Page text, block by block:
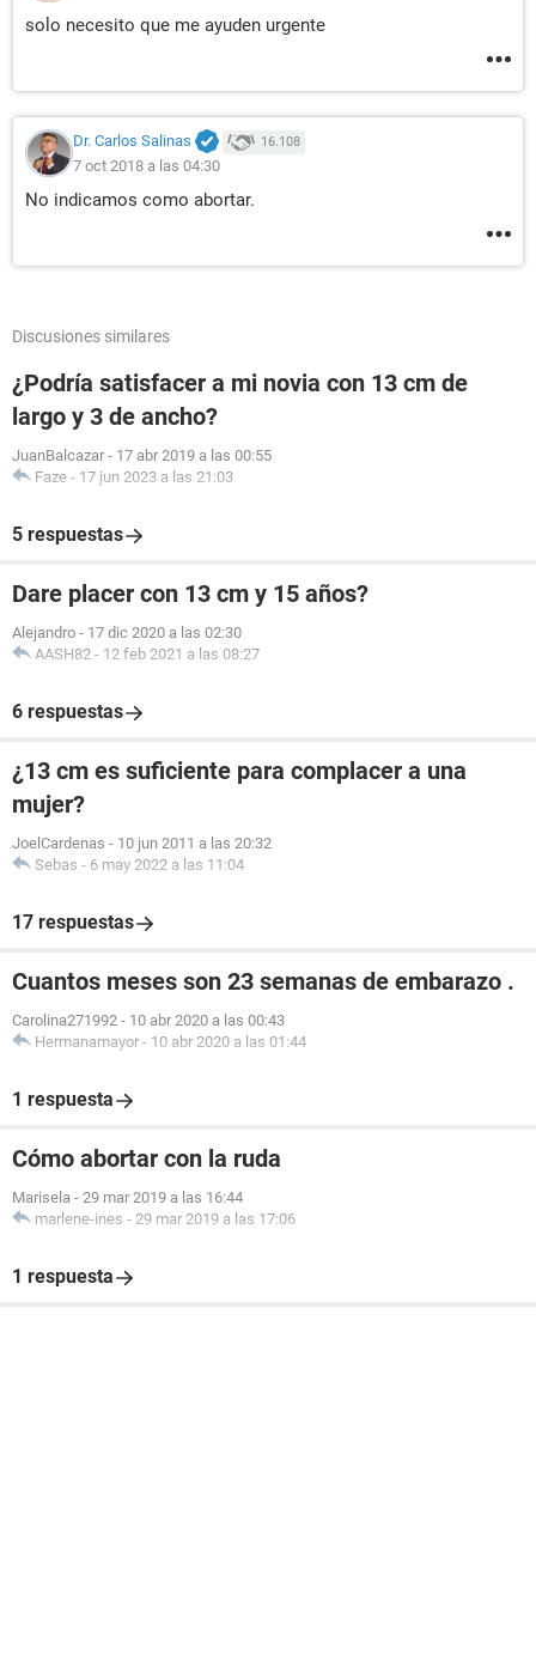
solo necesito que me ayuden urgente
Dr. Carlos Salinas 16.108
7 oct 2018 a las 04:30
No indicamos como abortar.
Discusiones similares
¿Podría satisfacer a mi novia con 13 cm de
largo y 3 de ancho?
JuanBalcazar - 17 abr 2019 a las 00:55
Faze - 17 jun 2023 a las 21:03
5 respuestas
Dare placer con 13 cm y 15 años?
Alejandro - 17 dic 2020 a las 02:30
AASH82 - 12 feb 2021 a las 08:27
6 respuestas
¿13 cm es suficiente para complacer a una
mujer?
JoelCardenas - 10 jun 2011 a las 20:32
Sebas - 6 may 2022 a las 11:04
17 respuestas
Cuantos meses son 23 semanas de embarazo .
Carolina271992 - 10 abr 2020 a las 00:43
Hermanamayor - 10 abr 2020 a las 01:44
1 respuesta
Cómo abortar con la ruda
Marisela - 29 mar 2019 a las 16:44
marlene-ines - 29 mar 2019 a las 17:06
1 respuesta